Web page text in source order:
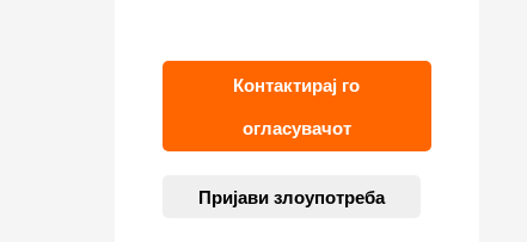
Контактирај го
огласувачот
Пријави злоупотреба